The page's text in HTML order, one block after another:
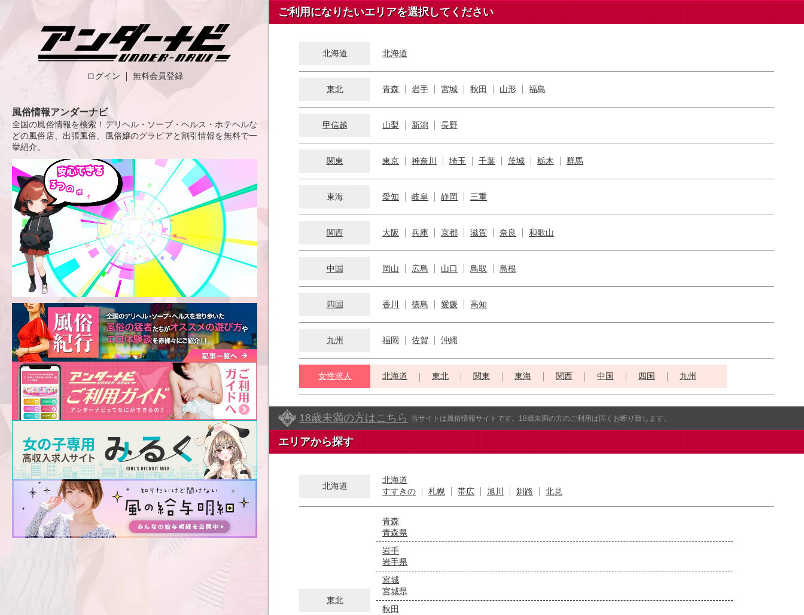
ログイン 無料会員登録
風俗情報アンダーナビ
全国の風俗情報を検索！デリヘル・ソープ・ヘルス・ホテヘルな
どの風俗店、出張風俗、風俗嬢のグラビアと割引情報を無料で一
挙紹介。
ご利用になりたいエリアを選択してください
北海道 北海道
東北 青森 岩手 宮城 秋田 山形 福島
甲信越 山梨 新潟 長野
関東 東京 神奈川 埼玉 千葉 茨城 栃木 群馬
東海 愛知 岐阜 静岡 三重
関西 大阪 兵庫 京都 滋賀 奈良 和歌山
中国 岡山 広島 山口 鳥取 島根
四国 香川 徳島 愛媛 高知
九州 福岡 佐賀 沖縄
女性求人 北海道 東北 関東 東海 関西 中国 四国 九州
18歳未満の方はこちら 当サイトは風俗情報サイトです。18歳未満の方のご利用は固くお断り致します。
エリアから探す
北海道
北海道
すすきの
札幌 帯広 旭川 釧路 北見
東北
青森
青森県
岩手
岩手県
宮城
宮城県
秋田